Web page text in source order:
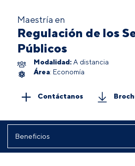
Maestría en
Regulación de los
Públicos
Modalidad: A distancia
Área: Economía
Contáctanos